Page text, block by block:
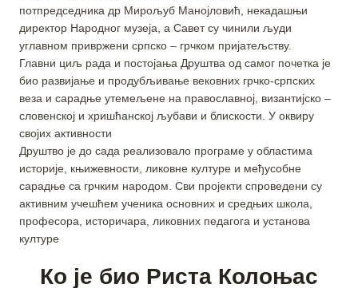
потпредседника др Мирољуб Манојловић, некадашњи
директор Народног музеја, а Савет су чинили људи
углавном привржени српско – грчком пријатељству.
Главни циљ рада и постојања Друштва од самог почетка је
био развијање и продубљивање вековних грчко-српских
веза и сарадње утемељене на православној, византијско –
словенској и хришћанској љубави и блискости. У оквиру
својих активности
Друштво је до сада реализовало програме у областима
историје, књижевности, ликовне културе и међусобне
сарадње са грчким народом. Сви пројекти спроведени су
активним учешћем ученика основних и средњих школа,
професора, историчара, ликовних педагога и установа
културе
Ко је био Риста Колоњас